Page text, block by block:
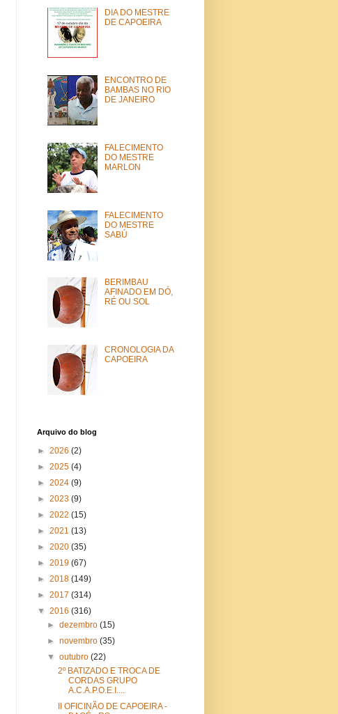
DIA DO MESTRE
DE CAPOEIRA
ENCONTRO DE
BAMBAS NO RIO
DE JANEIRO
FALECIMENTO
DO MESTRE
MARLON
FALECIMENTO
DO MESTRE
SABÚ
BERIMBAU
AFINADO EM DÓ,
RÉ OU SOL
CRONOLOGIA DA
CAPOEIRA
Arquivo do blog
► 2026 (2)
► 2025 (4)
► 2024 (9)
► 2023 (9)
► 2022 (15)
► 2021 (13)
► 2020 (35)
► 2019 (67)
► 2018 (149)
► 2017 (314)
▼ 2016 (316)
►dezembro(15)
►novembro(35)
▼outubro(22)
2º BATIZADO E TROCA DE
CORDAS GRUPO
A.C.A.P.O.E.I....
II OFICINÃO DE CAPOEIRA -